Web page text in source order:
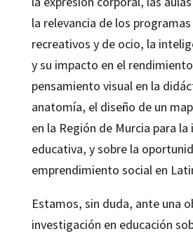
la relevancia de los
recreativos y de ocio, la
y su impacto en el
pensamiento visual en la
anatomía, el diseño de un
en la Región de Murcia para la
educativa, y sobre la
emprendimiento social en
Estamos, sin duda, ante una
investigación en educación